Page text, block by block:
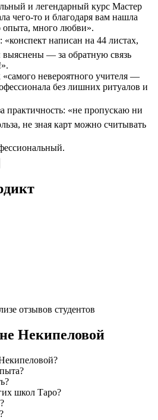
и легендарный курс Мастер
чего-то и благодаря вам нашла
опыта, много любви».
написан на 44 листах,
— за обратную связь
невероятного учителя —
без лишних ритуалов и
практичность: «не пропускаю ни
не зная карт можно считывать
отзывов студентов
Некипеловой
школ Таро?